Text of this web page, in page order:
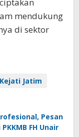
mendukung
di sektor
Kejati Jatim
Pesan
FH Unair